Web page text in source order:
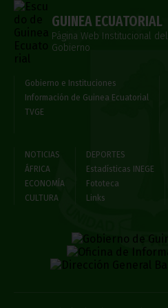
GUINEA ECUATORIAL
Página Web Institucional del
Gobierno
Gobierno e Instituciones
Información de Guinea Ecuatorial
TVGE
NOTICIAS
ÁFRICA
ECONOMÍA
CULTURA
DEPORTES
Estadísticas INEGE
Fototeca
Links